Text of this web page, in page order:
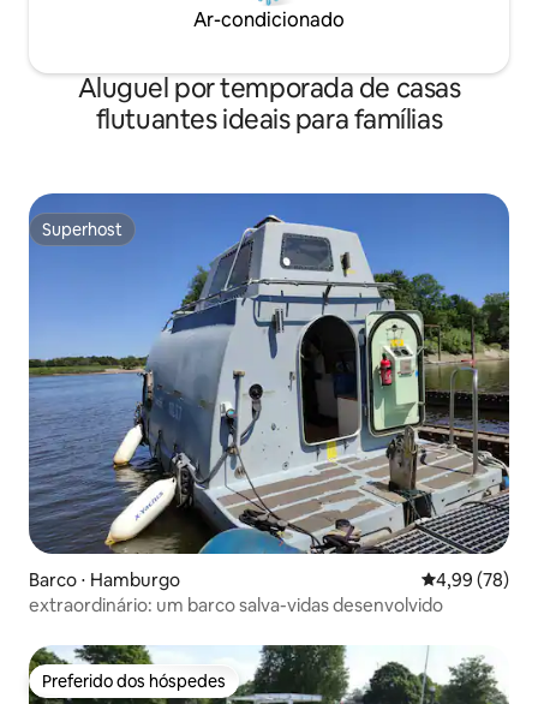
Ar-condicionado
Aluguel por temporada de casas
flutuantes ideais para famílias
Superhost
Superhost
Barco ⋅ Hamburgo 4,99 de uma
4,99 (78)
extraordinário: um barco salva-vidas desenvolvido
Preferido dos hóspedes
Preferido dos hóspedes